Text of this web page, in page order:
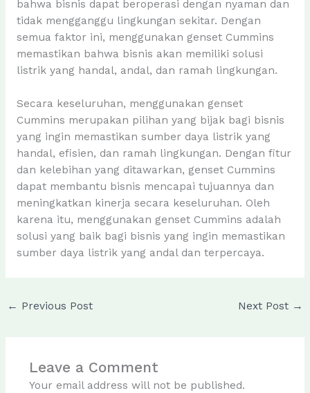
bahwa bisnis dapat beroperasi dengan nyaman dan
tidak mengganggu lingkungan sekitar. Dengan
semua faktor ini, menggunakan genset Cummins
memastikan bahwa bisnis akan memiliki solusi
listrik yang handal, andal, dan ramah lingkungan.
Secara keseluruhan, menggunakan genset
Cummins merupakan pilihan yang bijak bagi bisnis
yang ingin memastikan sumber daya listrik yang
handal, efisien, dan ramah lingkungan. Dengan fitur
dan kelebihan yang ditawarkan, genset Cummins
dapat membantu bisnis mencapai tujuannya dan
meningkatkan kinerja secara keseluruhan. Oleh
karena itu, menggunakan genset Cummins adalah
solusi yang baik bagi bisnis yang ingin memastikan
sumber daya listrik yang andal dan terpercaya.
← Previous Post Next Post →
Leave a Comment
Your email address will not be published.